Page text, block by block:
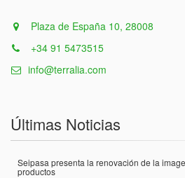
Plaza de España 10, 28008
+34 91 5473515
info@terralia.com
Últimas Noticias
Seipasa presenta la renovación de la
productos